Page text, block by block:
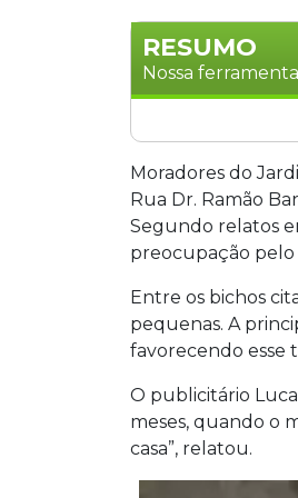
RESUMO
Nossa
Moradores do
Dr. Ramão
favorecido o
da região. A
recebeu
Moradores do
Rua Dr. Ramão
Segundo relatos
preocupação pelo
Entre os bichos
pequenas. A
favorecendo esse
O publicitário
meses, quando o
casa”, relatou.